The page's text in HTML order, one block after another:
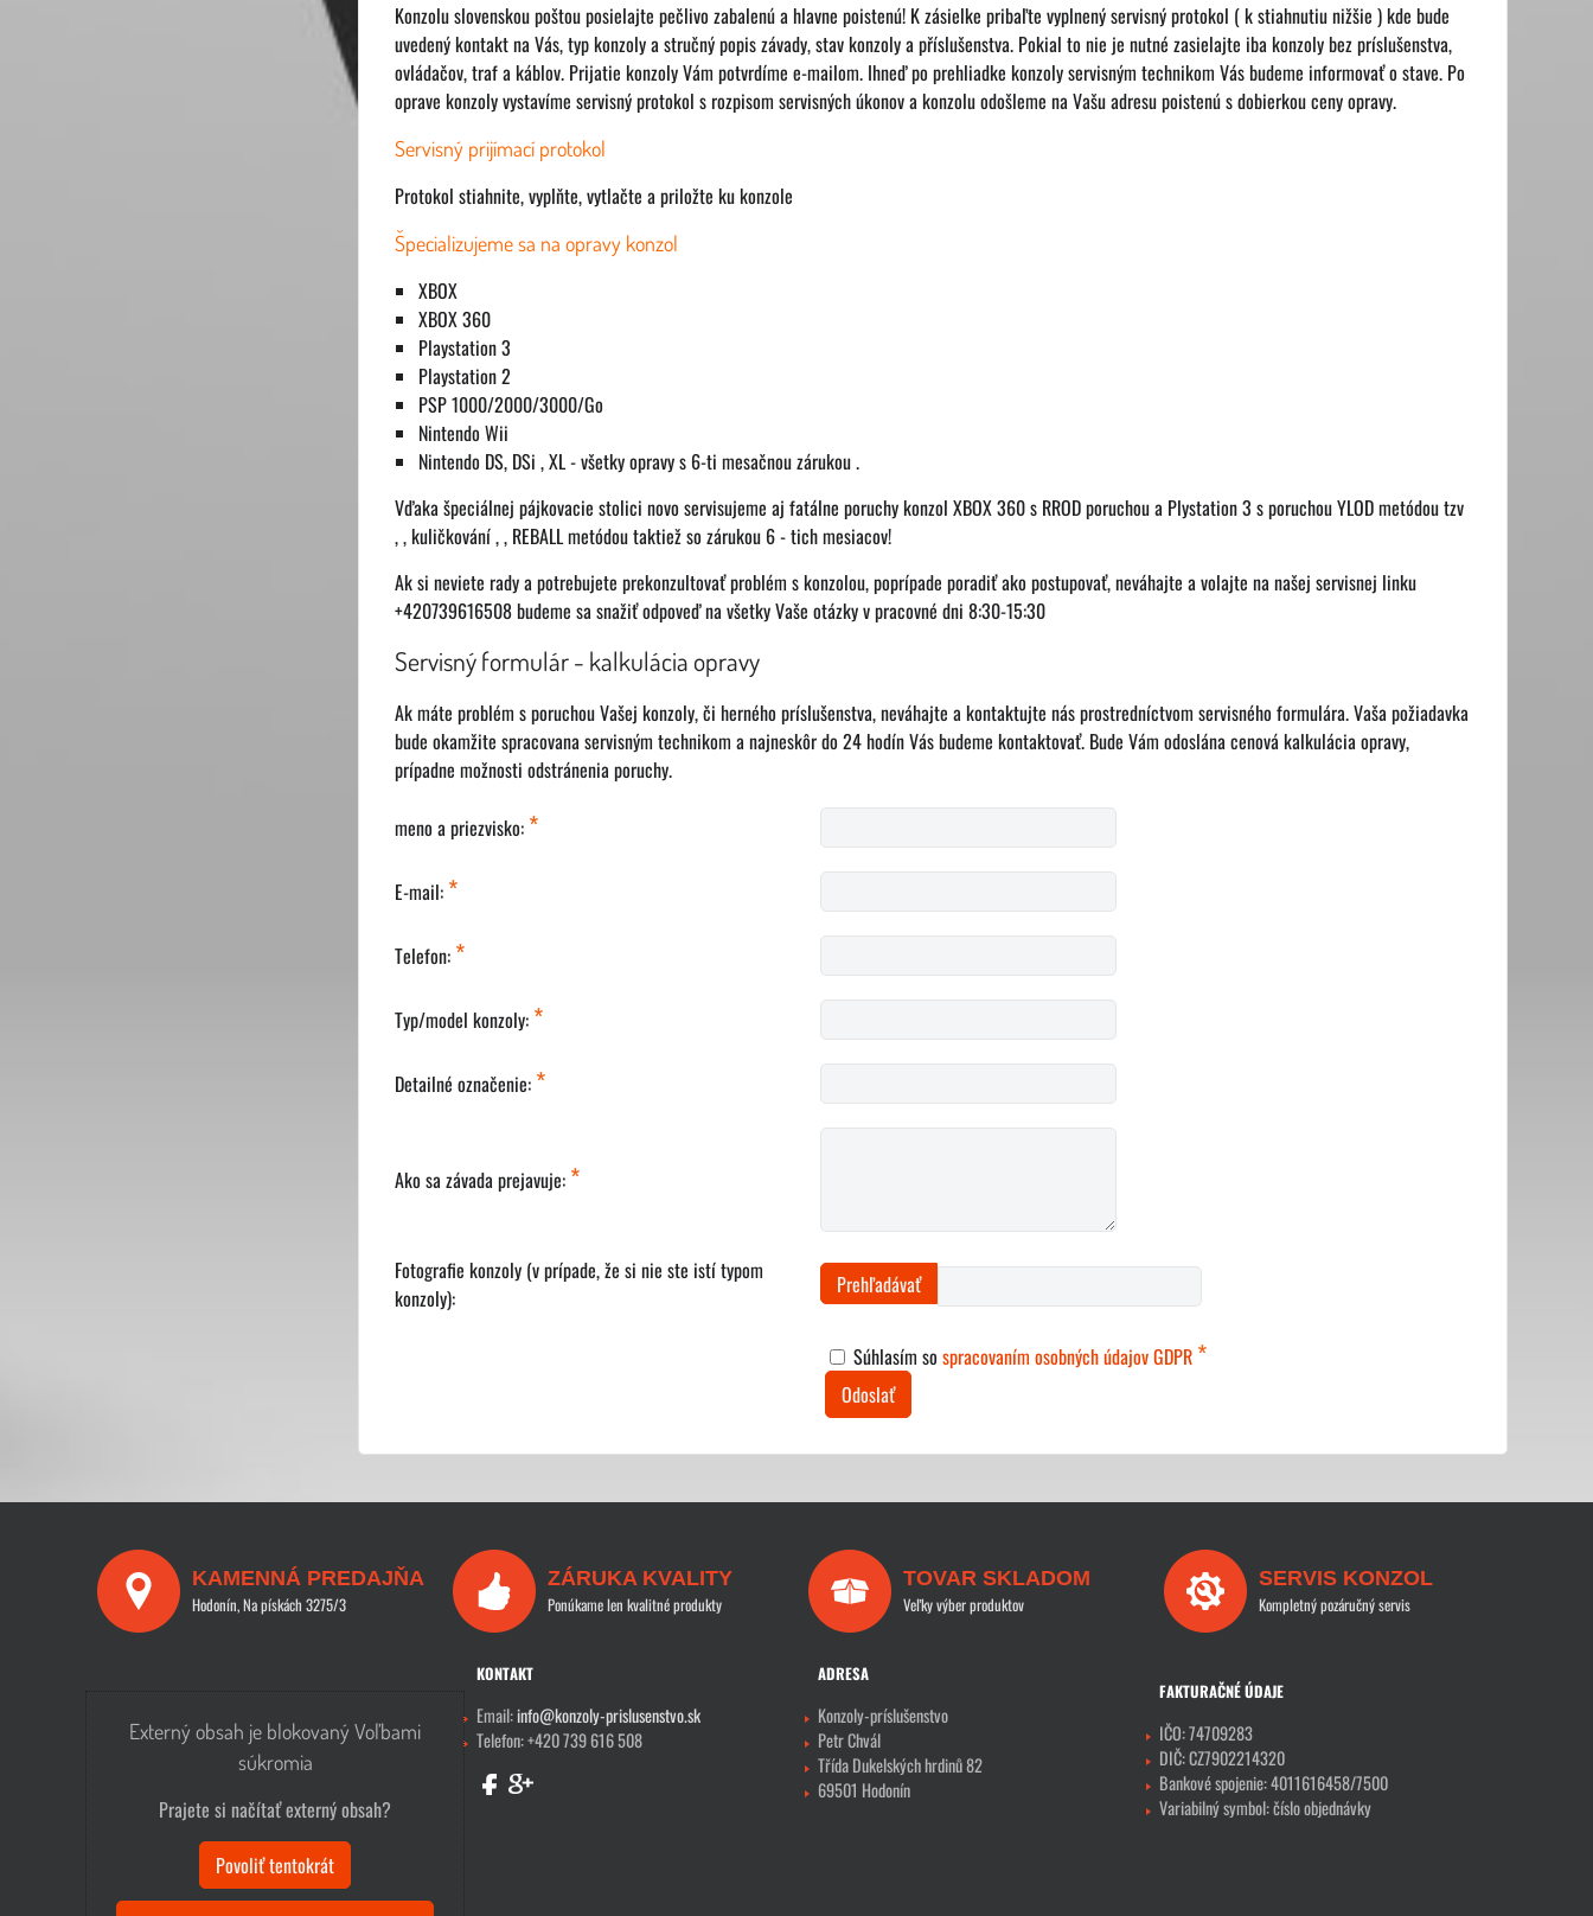
Konzolu slovenskou poštou posielajte pečlivo zabalenú a hlavne poistenú! K zásielke pribaľte vyplnený servisný protokol ( k stiahnutiu nižšie ) kde bude
uvedený kontakt na Vás, typ konzoly a stručný popis závady, stav konzoly a příslušenstva. Pokial to nie je nutné zasielajte iba konzoly bez príslušenstva,
ovládačov, traf a káblov. Prijatie konzoly Vám potvrdíme e-mailom. Ihneď po prehliadke konzoly servisným technikom Vás budeme informovať o stave. Po
oprave konzoly vystavíme servisný protokol s rozpisom servisných úkonov a konzolu odošleme na Vašu adresu poistenú s dobierkou ceny opravy.
Servisný prijímací protokol
Protokol stiahnite, vyplňte, vytlačte a priložte ku konzole
Špecializujeme sa na opravy konzol
XBOX
XBOX 360
Playstation 3
Playstation 2
PSP 1000/2000/3000/Go
Nintendo Wii
Nintendo DS, DSi , XL - všetky opravy s 6-ti mesačnou zárukou .
Vďaka špeciálnej pájkovacie stolici novo servisujeme aj fatálne poruchy konzol XBOX 360 s RROD poruchou a Plystation 3 s poruchou YLOD metódou tzv
, , kuličkování , , REBALL metódou taktiež so zárukou 6 - tich mesiacov!
Ak si neviete rady a potrebujete prekonzultovať problém s konzolou, poprípade poradiť ako postupovať, neváhajte a volajte na našej servisnej linku
+420739616508 budeme sa snažiť odpoveď na všetky Vaše otázky v pracovné dni 8:30-15:30
Servisný formulár - kalkulácia opravy
Ak máte problém s poruchou Vašej konzoly, či herného príslušenstva, neváhajte a kontaktujte nás prostredníctvom servisného formulára. Vaša požiadavka
bude okamžite spracovana servisným technikom a najneskôr do 24 hodín Vás budeme kontaktovať. Bude Vám odoslána cenová kalkulácia opravy,
prípadne možnosti odstránenia poruchy.
meno a priezvisko: *
E-mail: *
Telefon: *
Typ/model konzoly: *
Detailné označenie: *
Ako sa závada prejavuje: *
Fotografie konzoly (v prípade, že si nie ste istí typom
konzoly):
Súhlasím sospracovaním osobných údajov GDPR *
Odoslať
KAMENNÁ PREDAJŇA
Hodonín, Na pískách 3275/3
ZÁRUKA KVALITY
Ponúkame len kvalitné produkty
TOVAR SKLADOM
Veľky výber produktov
SERVIS KONZOL
Kompletný pozáručný servis
Externý obsah je blokovaný Voľbami
súkromia
Prajete si načítať externý obsah?
Povoliť tentokrát
KONTAKT
Email:info@konzoly-prislusenstvo.sk
Telefon: +420 739 616 508
ADRESA
Konzoly-príslušenstvo
Petr Chvál
Třída Dukelských hrdinů 82
69501 Hodonín
FAKTURAČNÉ ÚDAJE
IČO: 74709283
DIČ: CZ7902214320
Bankové spojenie: 4011616458/7500
Variabilný symbol: číslo objednávky